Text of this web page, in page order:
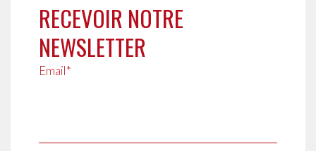
RECEVOIR NOTRE
NEWSLETTER
Email*